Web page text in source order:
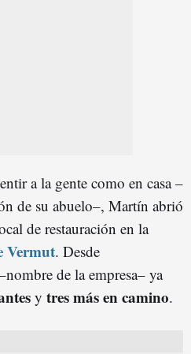
a la gente como en casa –
de su abuelo–, Martín abrió
de restauración en la
Vermut. Desde
de la empresa– ya
y tres más en camino.